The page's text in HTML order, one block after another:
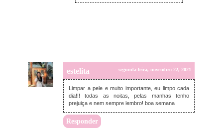
estelita segunda-feira, novembro 22, 2021
Limpar a pele e muito importante, eu limpo cada
dia!!! todas as noitas, pelas manhas tenho
prejuiça e nem sempre lembro! boa semana
Responder